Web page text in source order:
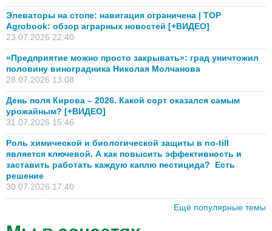
Элеваторы на стопе: навигация ограничена | TOP
Agrobook: обзор аграрных новостей [+ВИДЕО]
23.07.2026 22:40
«Предприятие можно просто закрывать»: град уничтожил
половину виноградника Николая Молчанова
28.07.2026 13:08
День поля Кирова – 2026. Какой сорт оказался самым
урожайным? [+ВИДЕО]
31.07.2026 15:46
Роль химической и биологической защиты в no-till
является ключевой. А как повысить эффективность и
заставить работать каждую каплю пестицида? Есть
решение
30.07.2026 17:40
Ещё популярные темы